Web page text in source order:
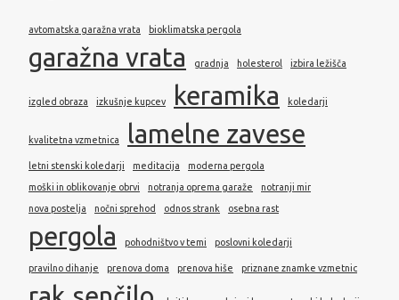
avtomatska garažna vrata bioklimatska pergola
garažna vrata gradnja holesterol izbira ležišča
izgled obraza izkušnje kupcev keramika koledarji
kvalitetna vzmetnica lamelne zavese
letni stenski koledarji meditacija
moderna pergola
moški in oblikovanje obrvi
notranja oprema garaže
notranji mir
nova postelja
nočni sprehod odnos strank osebna rast
pergola pohodništvo v temi poslovni koledarji
pravilno dihanje prenova doma prenova hiše priznane znamke vzmetnic